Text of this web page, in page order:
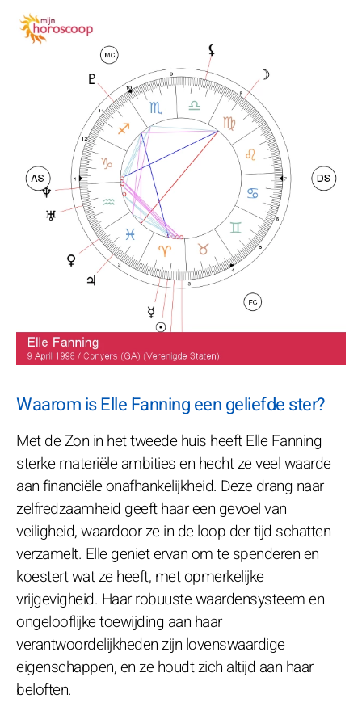
Waarom is Elle Fanning een geliefde ster?
Met de Zon in het tweede huis heeft Elle Fanning
sterke materiële ambities en hecht ze veel waarde
aan financiële onafhankelijkheid. Deze drang naar
zelfredzaamheid geeft haar een gevoel van
veiligheid, waardoor ze in de loop der tijd schatten
verzamelt. Elle geniet ervan om te spenderen en
koestert wat ze heeft, met opmerkelijke
vrijgevigheid. Haar robuuste waardensysteem en
ongelooflijke toewijding aan haar
verantwoordelijkheden zijn lovenswaardige
eigenschappen, en ze houdt zich altijd aan haar
beloften.